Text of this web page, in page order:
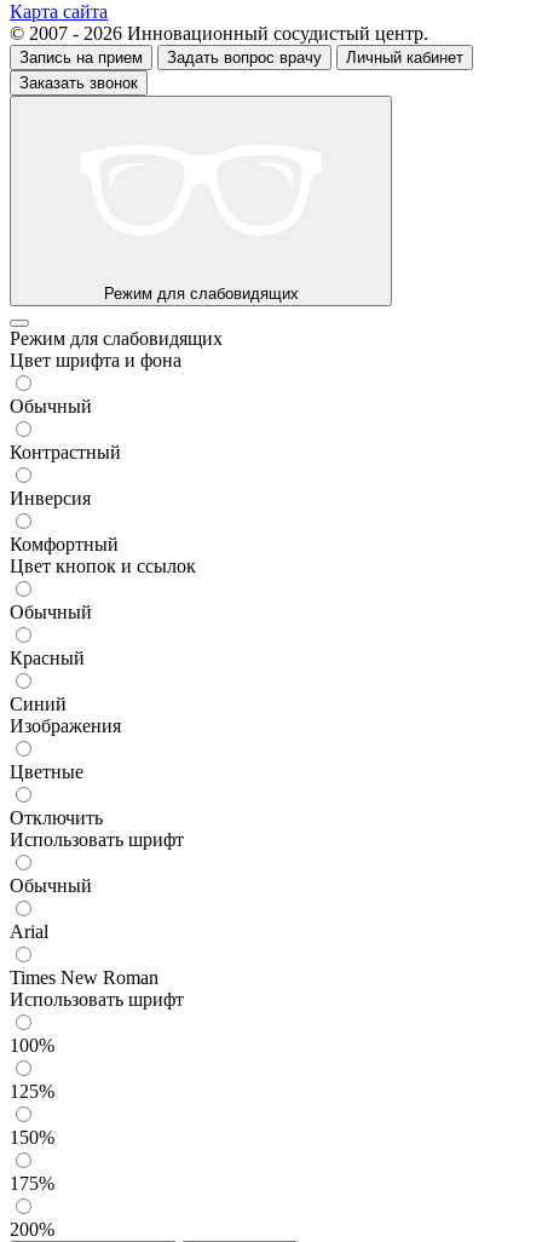
Карта сайта
© 2007 - 2026 Инновационный сосудистый центр.
Запись на прием Задать вопрос врачу
Личный кабинет
Заказать звонок
Режим для слабовидящих
Режим для слабовидящих
Цвет шрифта и фона
Обычный
Контрастный
Инверсия
Комфортный
Цвет кнопок и ссылок
Обычный
Красный
Синий
Изображения
Цветные
Отключить
Использовать шрифт
Обычный
Arial
Times New Roman
Использовать шрифт
100%
125%
150%
175%
200%